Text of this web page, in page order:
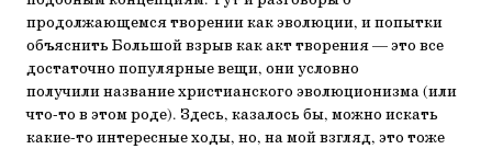
продолжающемся творении как эволюции, и попытки
объяснить Большой взрыв как акт творения — это все
достаточно популярные вещи, они условно
получили название христианского эволюционизма (или
что-то в этом роде). Здесь, казалось бы, можно искать
какие-то интересные ходы, но, на мой взгляд, это тоже